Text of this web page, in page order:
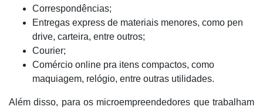
Correspondências;
Entregas express de materiais menores, como pen
drive, carteira, entre outros;
Courier;
Comércio online pra itens compactos, como
maquiagem, relógio, entre outras utilidades.
Além disso, para os microempreendedores que trabalham